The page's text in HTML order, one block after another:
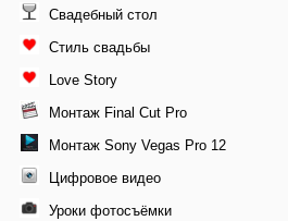
Свадебный стол
Стиль свадьбы
Love Story
Монтаж Final Cut Pro
Монтаж Sony Vegas Pro 12
Цифровое видео
Уроки фотосъёмки